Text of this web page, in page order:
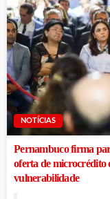
NOTÍCIAS
Pernambuco firma
oferta de microcrédito
vulnerabilidade